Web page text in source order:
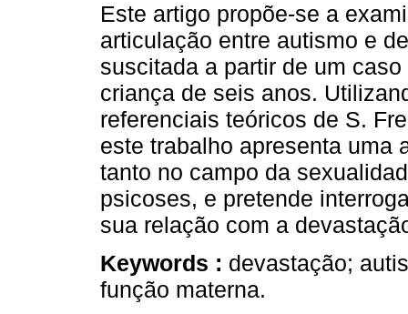
Este artigo propõe-se a
articulação entre autismo e
suscitada a partir de um caso
criança de seis anos.
referenciais teóricos de S.
este trabalho apresenta uma
tanto no campo da
psicoses, e pretende
sua relação com a
Keywords : devastação;
função materna.